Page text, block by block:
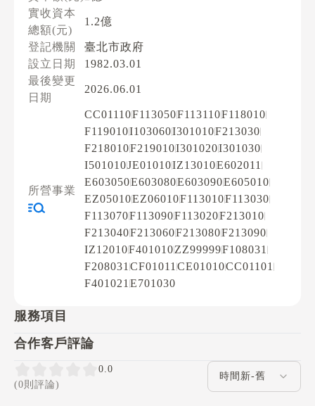
實收資本
總額(元)
1.2億
登記機關
臺北市政府
設立日期
1982.03.01
最後變更
日期
2026.06.01
所營事業
CC01110F113050F113110F118010
F119010I103060I301010F213030
F218010F219010I301020I301030
I501010JE01010IZ13010E602011
E603050E603080E603090E605010
EZ05010EZ06010F113010F113030
F113070F113090F113020F213010
F213040F213060F213080F213090
IZ12010F401010ZZ99999F108031
F208031 CF01011 CE01010CC01101
F401021 E701030
服務項目
合作客戶評論
0.0
(0則評論)
評論排序